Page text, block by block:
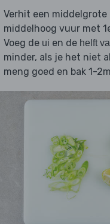
Verhit een middelgrote
middelhoog vuur met
Voeg de ui en de helft
minder, als je het niet
meng goed en bak 1-